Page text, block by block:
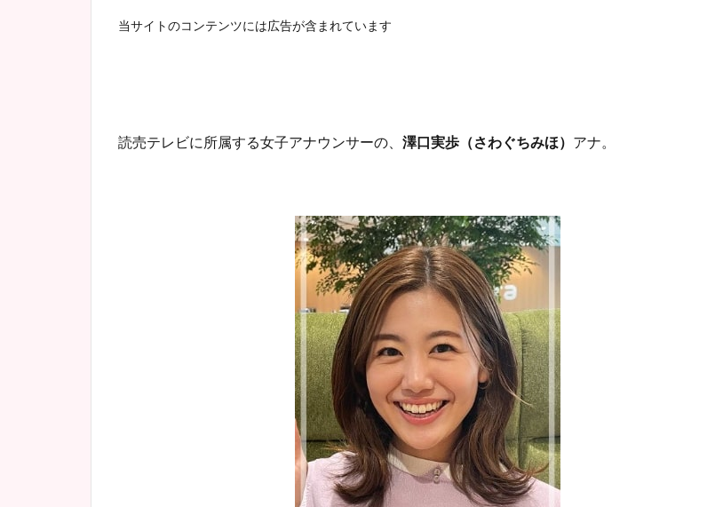
当サイトのコンテンツには広告が含まれています
読売テレビに所属する女子アナウンサーの、 澤口実歩（さわぐちみほ） アナ。